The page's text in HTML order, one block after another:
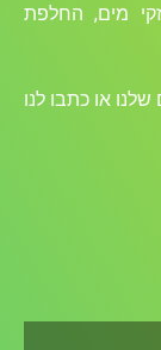
מים, החלפת
או כתבו לנו